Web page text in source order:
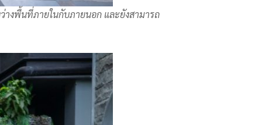
างพื้นที่ภายในกับภายนอก และยังสามารถ